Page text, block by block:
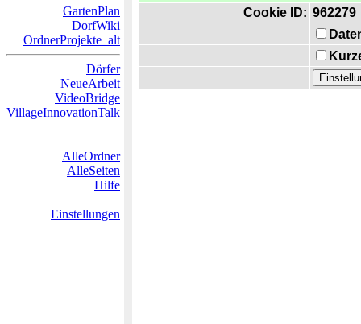
GartenPlan
DorfWiki
OrdnerProjekte_alt
Dörfer
NeueArbeit
VideoBridge
VillageInnovationTalk
AlleOrdner
AlleSeiten
Hilfe
Einstellungen
Cookie ID: 962279